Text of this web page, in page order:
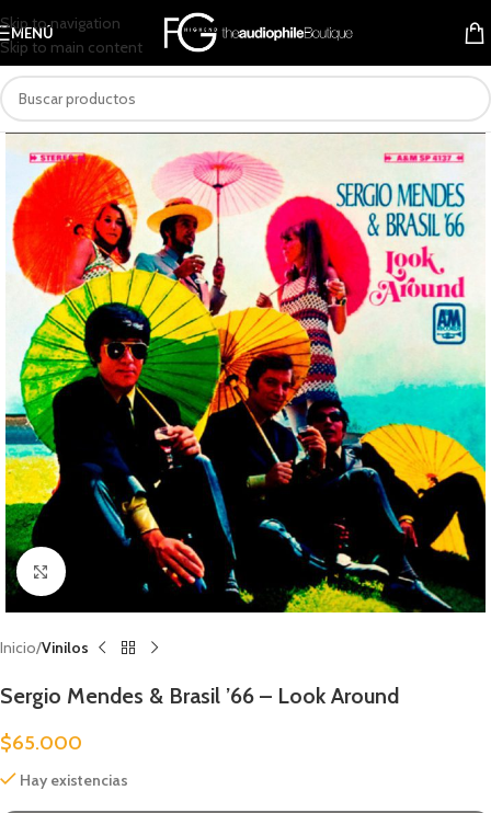
Skip to navigation
Skip to main content
MENÚ
Clic para ampliar
Inicio Vinilos
Sergio Mendes & Brasil ’66 – Look Around
$65.000
Hay existencias